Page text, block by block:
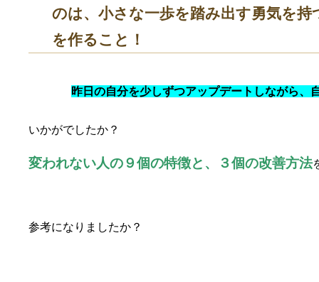
のは、小さな一歩を踏み出す勇気を
を作ること！
昨日の自分を少しずつアップデートしながら、
いかがでしたか？
変われない人の９個の特徴と、３個の改善方法
参考になりましたか？